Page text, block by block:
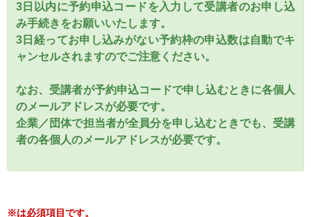
3日以内に予約申込コードを入力して受講者のお申し込
み手続きをお願いいたします。
3日経ってお申し込みがない予約枠の申込数は自動でキ
ャンセルされますのでご注意ください。
なお、受講者が予約申込コードで申し込むときに各個人
のメールアドレスが必要です。
企業／団体で担当者が全員分を申し込むときでも、受講
者の各個人のメールアドレスが必要です。
※は必須項目です。